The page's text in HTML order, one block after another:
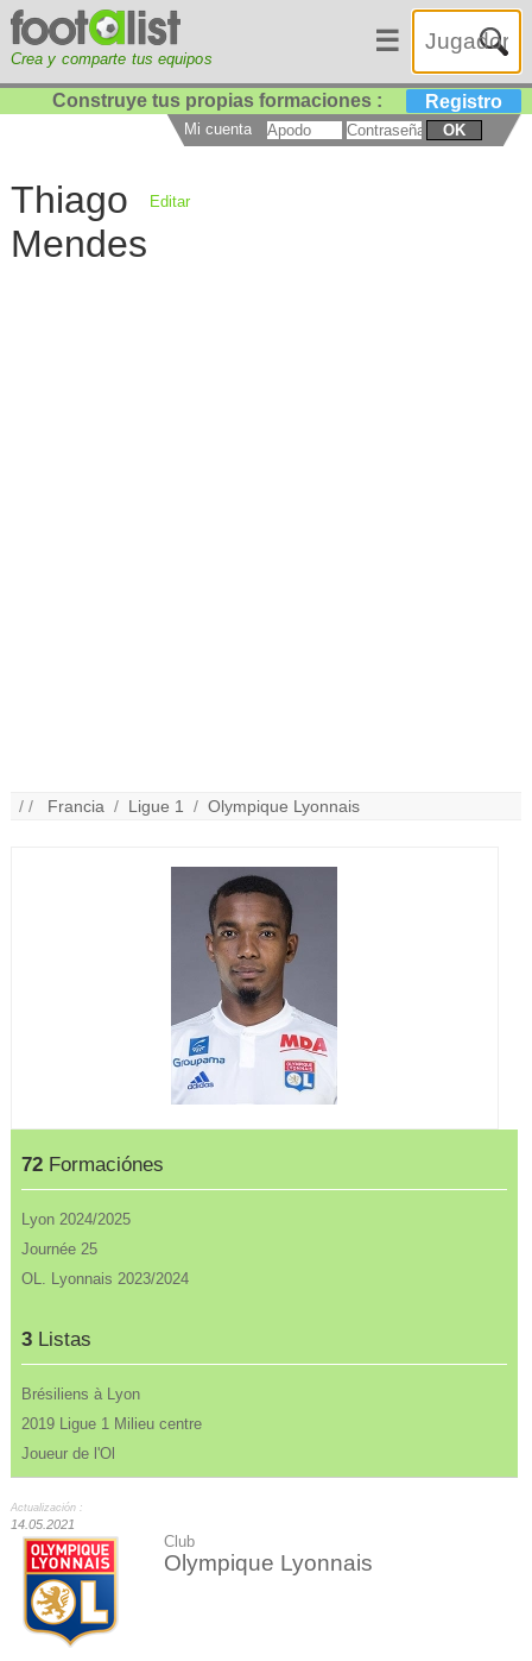
Crea y comparte tus equipos
☰
Construye tus propias formaciones : Registro
Mi cuenta OK
Thiago
Mendes
Editar
/ / Francia / Ligue 1 /Olympique Lyonnais
72 Formaciónes
Lyon 2024/2025
Journée 25
OL. Lyonnais 2023/2024
3 Listas
Brésiliens à Lyon
2019 Ligue 1 Milieu centre
Joueur de l'Ol
Actualización :
14.05.2021
Club
Olympique Lyonnais